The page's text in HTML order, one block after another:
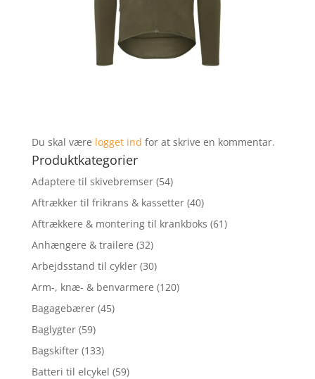
Du skal være logget ind for at skrive en kommentar.
Produktkategorier
Adaptere til skivebremser (54)
Aftrækker til frikrans & kassetter (40)
Aftrækkere & montering til krankboks (61)
Anhængere & trailere (32)
Arbejdsstand til cykler (30)
Arm-, knæ- & benvarmere (120)
Bagagebærer (45)
Baglygter (59)
Bagskifter (133)
Batteri til elcykel (59)